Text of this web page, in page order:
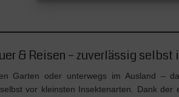
& Reisen – zuverlässig
Garten oder unterwegs im Ausland –
vor kleinsten Insektenarten. Dank der